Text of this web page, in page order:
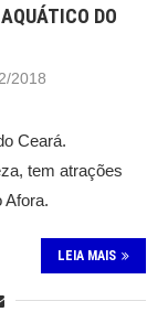
DO
2018
Ceará.
tem atrações
Afora.
LEIA MAIS